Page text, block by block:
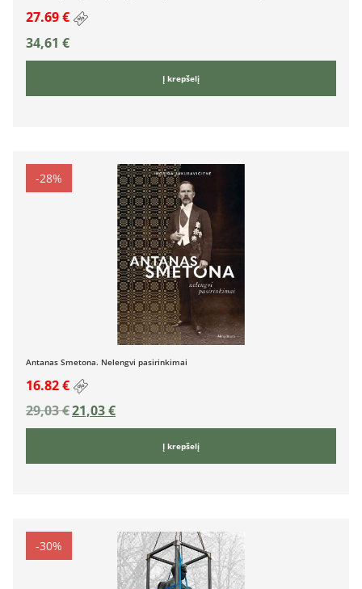
27.69 €
34,61 €
Į krepšelį
-28%
Antanas Smetona. Nelengvi pasirinkimai
16.82 €
29,03€21,03€
Į krepšelį
-30%